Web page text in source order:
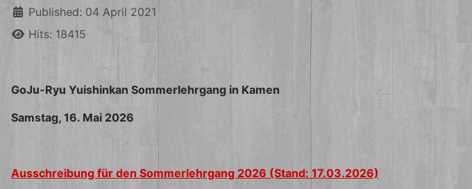
Published: 04 April 2021
Hits: 18415
GoJu-Ryu Yuishinkan Sommerlehrgang in Kamen
Samstag, 16. Mai 2026
Ausschreibung für den Sommerlehrgang 2026 (Stand: 17.03.2026)